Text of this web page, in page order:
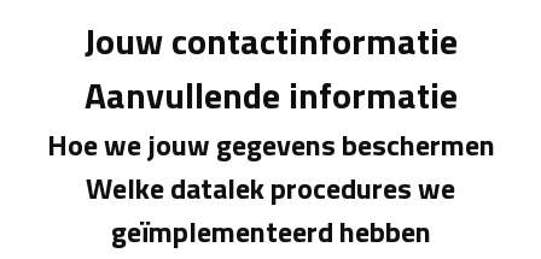
Jouw contactinformatie
Aanvullende informatie
Hoe we jouw gegevens beschermen
Welke datalek procedures we
geïmplementeerd hebben